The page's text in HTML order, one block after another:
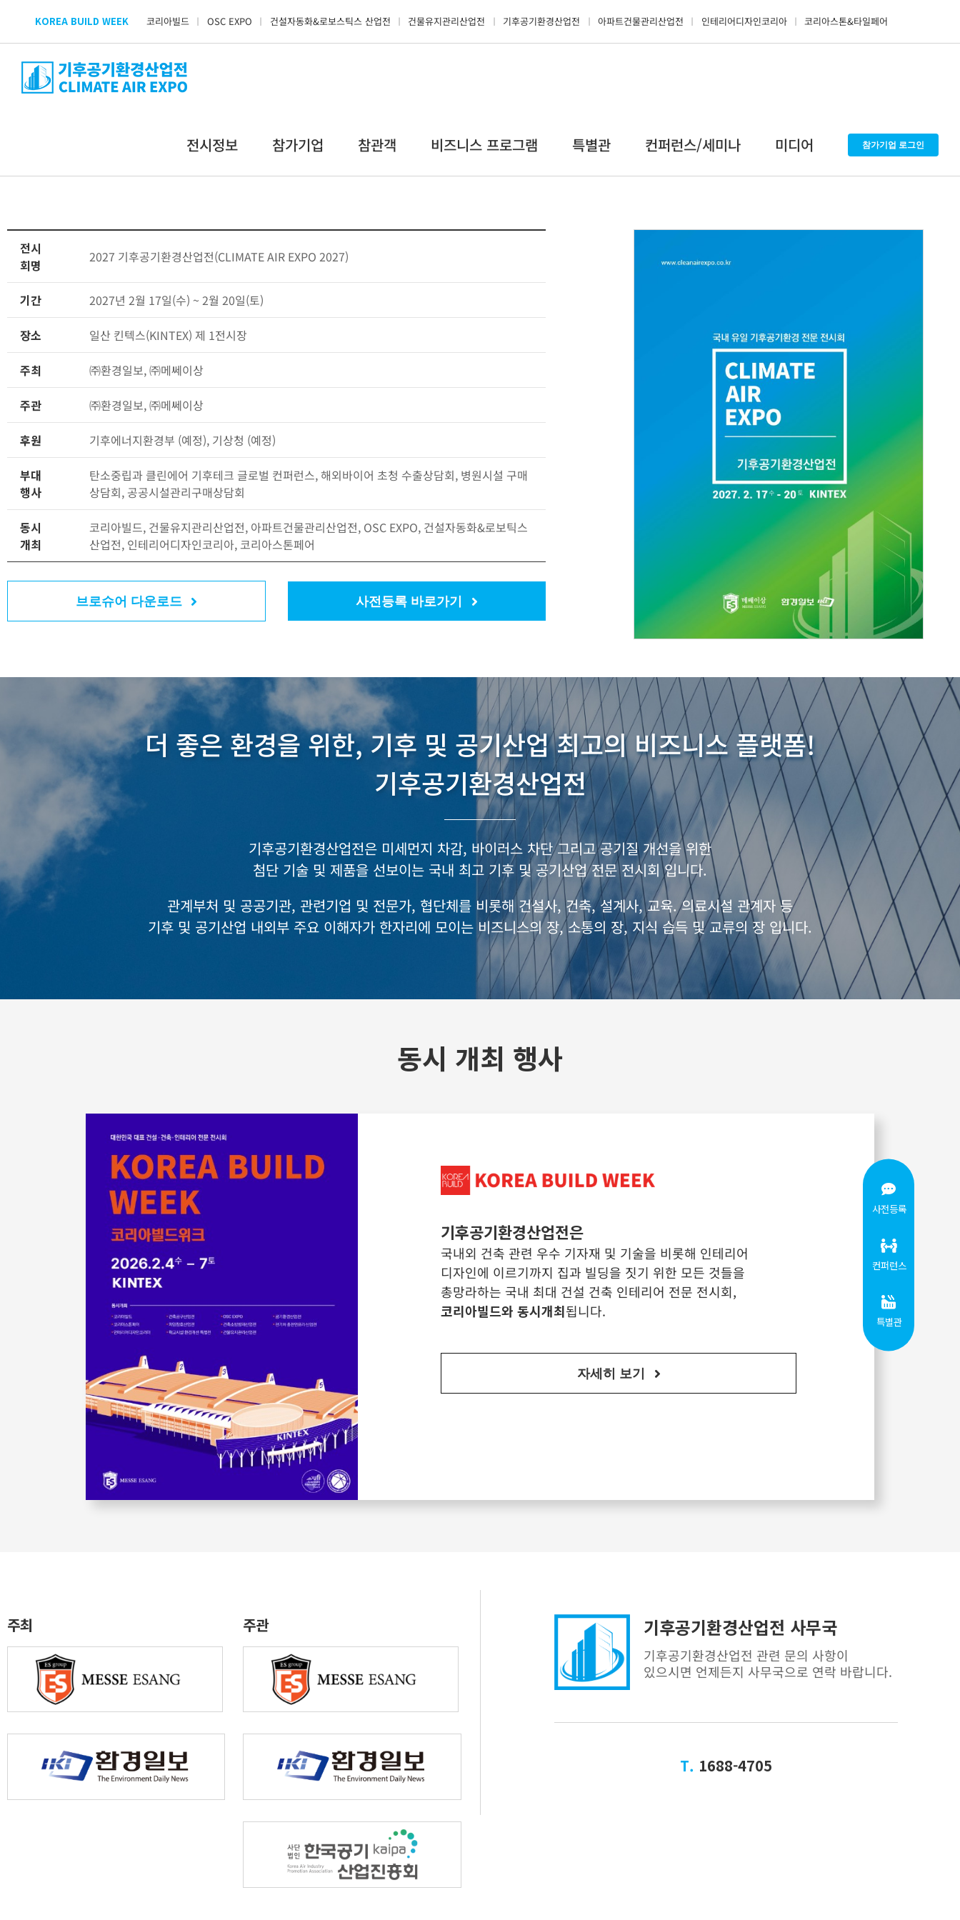
content
KOREA BUILD WEEK 코리아빌드 OSC EXPO 건설자동화&로보스틱스 산업전 건물유지관리산업전 기후공기환경산업전 아파트건물관리산업전 인테리어디자인코리아 코리아스톤&타일페어
전시정보 참가기업 참관객 비즈니스 프로그램 특별관 컨퍼런스/세미나 미디어 참가기업 로그인
전시
회명
2027 기후공기환경산업전(CLIMATE AIR EXPO 2027)
기간 2027년 2월 17일(수) ~ 2월 20일(토)
장소 일산 킨텍스(KINTEX) 제 1전시장
주최 ㈜환경일보, ㈜메쎄이상
주관 ㈜환경일보, ㈜메쎄이상
후원 기후에너지환경부 (예정), 기상청 (예정)
부대
행사
탄소중립과 클린에어 기후테크 글로벌 컨퍼런스, 해외바이어 초청 수출상담회, 병원시설 구매
상담회, 공공시설관리구매상담회
동시
개최
코리아빌드, 건물유지관리산업전, 아파트건물관리산업전, OSC EXPO, 건설자동화&로보틱스
산업전, 인테리어디자인코리아, 코리아스톤페어
브로슈어 다운로드 사전등록 바로가기
더 좋은 환경을 위한, 기후 및 공기산업 최고의 비즈니스 플랫폼!
기후공기환경산업전
기후공기환경산업전은 미세먼지 차감, 바이러스 차단 그리고 공기질 개선을 위한
첨단 기술 및 제품을 선보이는 국내 최고 기후 및 공기산업 전문 전시회 입니다.
관계부처 및 공공기관, 관련기업 및 전문가, 협단체를 비롯해 건설사, 건축, 설계사, 교육. 의료시설 관계자 등
기후 및 공기산업 내외부 주요 이해자가 한자리에 모이는 비즈니스의 장, 소통의 장, 지식 습득 및 교류의 장 입니다.
동시 개최 행사
기후공기환경산업전은
국내외 건축 관련 우수 기자재 및 기술을 비롯해 인테리어
디자인에 이르기까지 집과 빌딩을 짓기 위한 모든 것들을
총망라하는 국내 최대 건설 건축 인테리어 전문 전시회,
코리아빌드와 동시개최됩니다.
자세히 보기
주최 주관 기후공기환경산업전 사무국
기후공기환경산업전 관련 문의 사항이
있으시면 언제든지 사무국으로 연락 바랍니다.
T. 1688-4705
사전등록
컨퍼런스
특별관